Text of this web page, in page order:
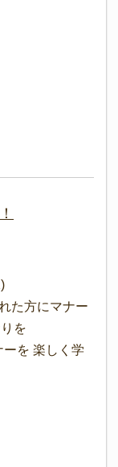
た方にマナー
を
を 楽しく学